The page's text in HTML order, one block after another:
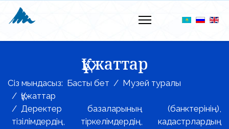
Құжаттар
Сіз мындасыз: Басты бет
Музей туралы
Құжаттар
Деректер базаларының (банктерінің),
тізілімдердің, тіркелімдердің, кадастрлардың